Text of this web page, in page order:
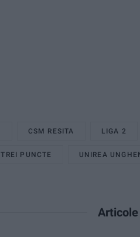
CSM RESITA LIGA 2
TREI PUNCTE UNIREA